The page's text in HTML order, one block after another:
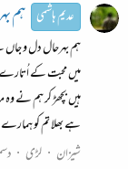
عدیم ہاشمی ہم
ہم بہرحال دل و
میں محبت کے
ہیں بچھڑ کر ہم نے وہ
ہے بھلا تم کو
شیزان
لڑی